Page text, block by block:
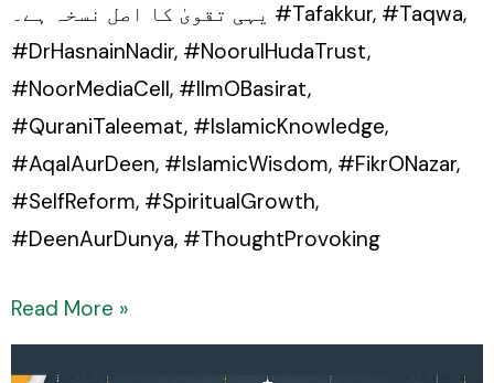
یہی تقویٰ کا اصل نسخہ ہے۔ #Tafakkur, #Taqwa,
#DrHasnainNadir, #NoorulHudaTrust,
#NoorMediaCell, #IlmOBasirat,
#QuraniTaleemat, #IslamicKnowledge,
#AqalAurDeen, #IslamicWisdom, #FikrONazar,
#SelfReform, #SpiritualGrowth,
#DeenAurDunya, #ThoughtProvoking
Read More »